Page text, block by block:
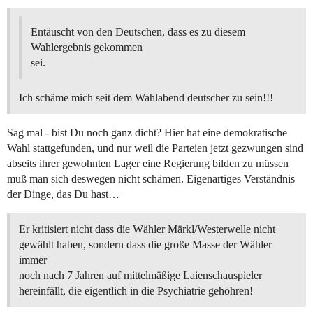
Entäuscht von den Deutschen, dass es zu diesem
Wahlergebnis gekommen
sei.
Ich schäme mich seit dem Wahlabend deutscher zu sein!!!
Sag mal - bist Du noch ganz dicht? Hier hat eine demokratische
Wahl stattgefunden, und nur weil die Parteien jetzt gezwungen sind
abseits ihrer gewohnten Lager eine Regierung bilden zu müssen
muß man sich deswegen nicht schämen. Eigenartiges Verständnis
der Dinge, das Du hast…
Er kritisiert nicht dass die Wähler Märkl/Westerwelle nicht
gewählt haben, sondern dass die große Masse der Wähler
immer
noch nach 7 Jahren auf mittelmäßige Laienschauspieler
hereinfällt, die eigentlich in die Psychiatrie gehöhren!